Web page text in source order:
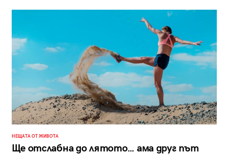
НЕЩАТА ОТ ЖИВОТА
Ще отслабна до лятото… ама друг път